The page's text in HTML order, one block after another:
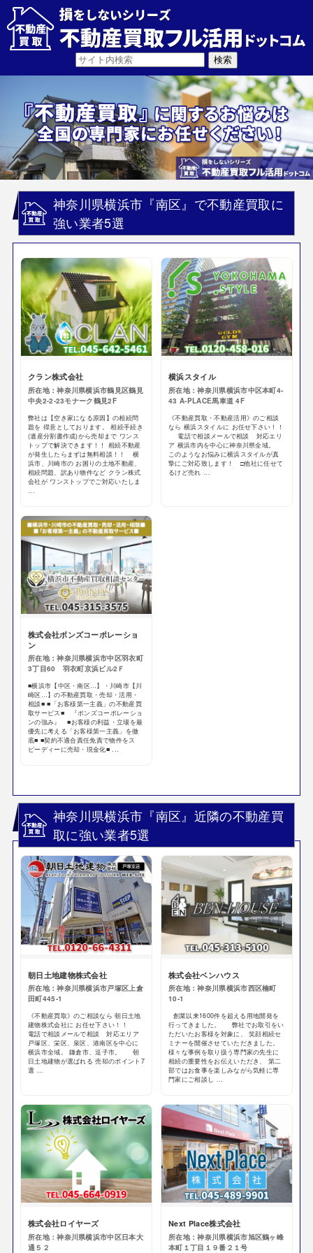
神奈川県横浜市『南区』で不動産買取に
強い業者5選
クラン株式会社
所在地：神奈川県横浜市鶴見区鶴見
中央2-2-23モナーク鶴見2F
弊社は【空き家になる原因】の相続問
題を 得意としております。 相続手続き
(遺産分割書作成)から売却まで ワンス
トップで解決できます！！ 相続不動産
が発生したらまずは無料相談！！ 横
浜市、川崎市の お困りの土地不動産、
相続問題、訳あり物件など クラン株式
会社が ワンストップでご対応いたしま
...
横浜スタイル
所在地：神奈川県横浜市中区本町4-
43 A-PLACE馬車道 4F
《不動産買取・不動産活用》のご相談
なら 横浜スタイルに お任せ下さい！！
電話で相談メールで相談 対応エリ
ア 横浜市内を中心に神奈川県全域。
このようなお悩みに横浜スタイルが真
摯にご対応致します！ □他社に任せて
るけど売れ ...
株式会社ボンズコーポレーショ
ン
所在地：神奈川県横浜市中区羽衣町
3丁目60 羽衣町京浜ビル2Ｆ
■横浜市【中区・南区…】・川崎市【川
崎区…】の不動産買取・売却・活用・
相談■ ■「お客様第一主義」の不動産買
取サービス■ 『ボンズコーポレーショ
ンの強み』 ■お客様の利益・立場を最
優先に考える「お客様第一主義」を徹
底■ ■契約不適合責任免責で物件をス
ピーディーに売却・現金化■ ...
神奈川県横浜市『南区』近隣の不動産買
取に強い業者5選
朝日土地建物株式会社
所在地：神奈川県横浜市戸塚区上倉
田町445-1
《不動産買取》のご相談なら 朝日土地
建物株式会社に お任せ下さい！！
電話で相談メールで相談 対応エリア
戸塚区、栄区、泉区、港南区を中心に
横浜市全域。 鎌倉市、逗子市。 朝
日土地建物が選ばれる 売却のポイント7
選 ...
株式会社ベンハウス
所在地：神奈川県横浜市西区楠町
10-1
創業以来1600件を超える用地開発を
行ってきました。 弊社でお取引をい
ただいたお客様を対象に、 笑顔相続セ
ミナーを開催させていただきました。
様々な事例を取り扱う専門家の先生に
相続の重要性をお伝えいただき、 第二
部ではお食事を楽しみながら気軽に専
門家にご相談し ...
株式会社ロイヤーズ
所在地：神奈川県横浜市中区日本大
通５２
Next Place株式会社
所在地：神奈川県横浜市旭区鶴ヶ峰
本町１丁目１９番２１号